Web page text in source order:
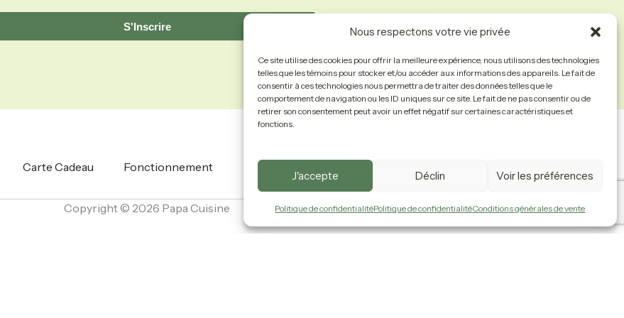
Nous respectons votre vie privée
Ce site utilise des cookies pour offrir la meilleure expérience, nous utilisons des technologies
telles que les témoins pour stocker et/ou accéder aux informations des appareils. Le fait de
consentir à ces technologies nous permettra de traiter des données telles que le
comportement de navigation ou les ID uniques sur ce site. Le fait de ne pas consentir ou de
retirer son consentement peut avoir un effet négatif sur certaines caractéristiques et
fonctions.
J'accepte Déclin Voir les préférences
Politique de confidentialitéPolitique de confidentialitéConditions générales de vente
S'Inscrire
Carte Cadeau Fonctionnement À Propos Nous Joindre
Copyright © 2026 Papa Cuisine